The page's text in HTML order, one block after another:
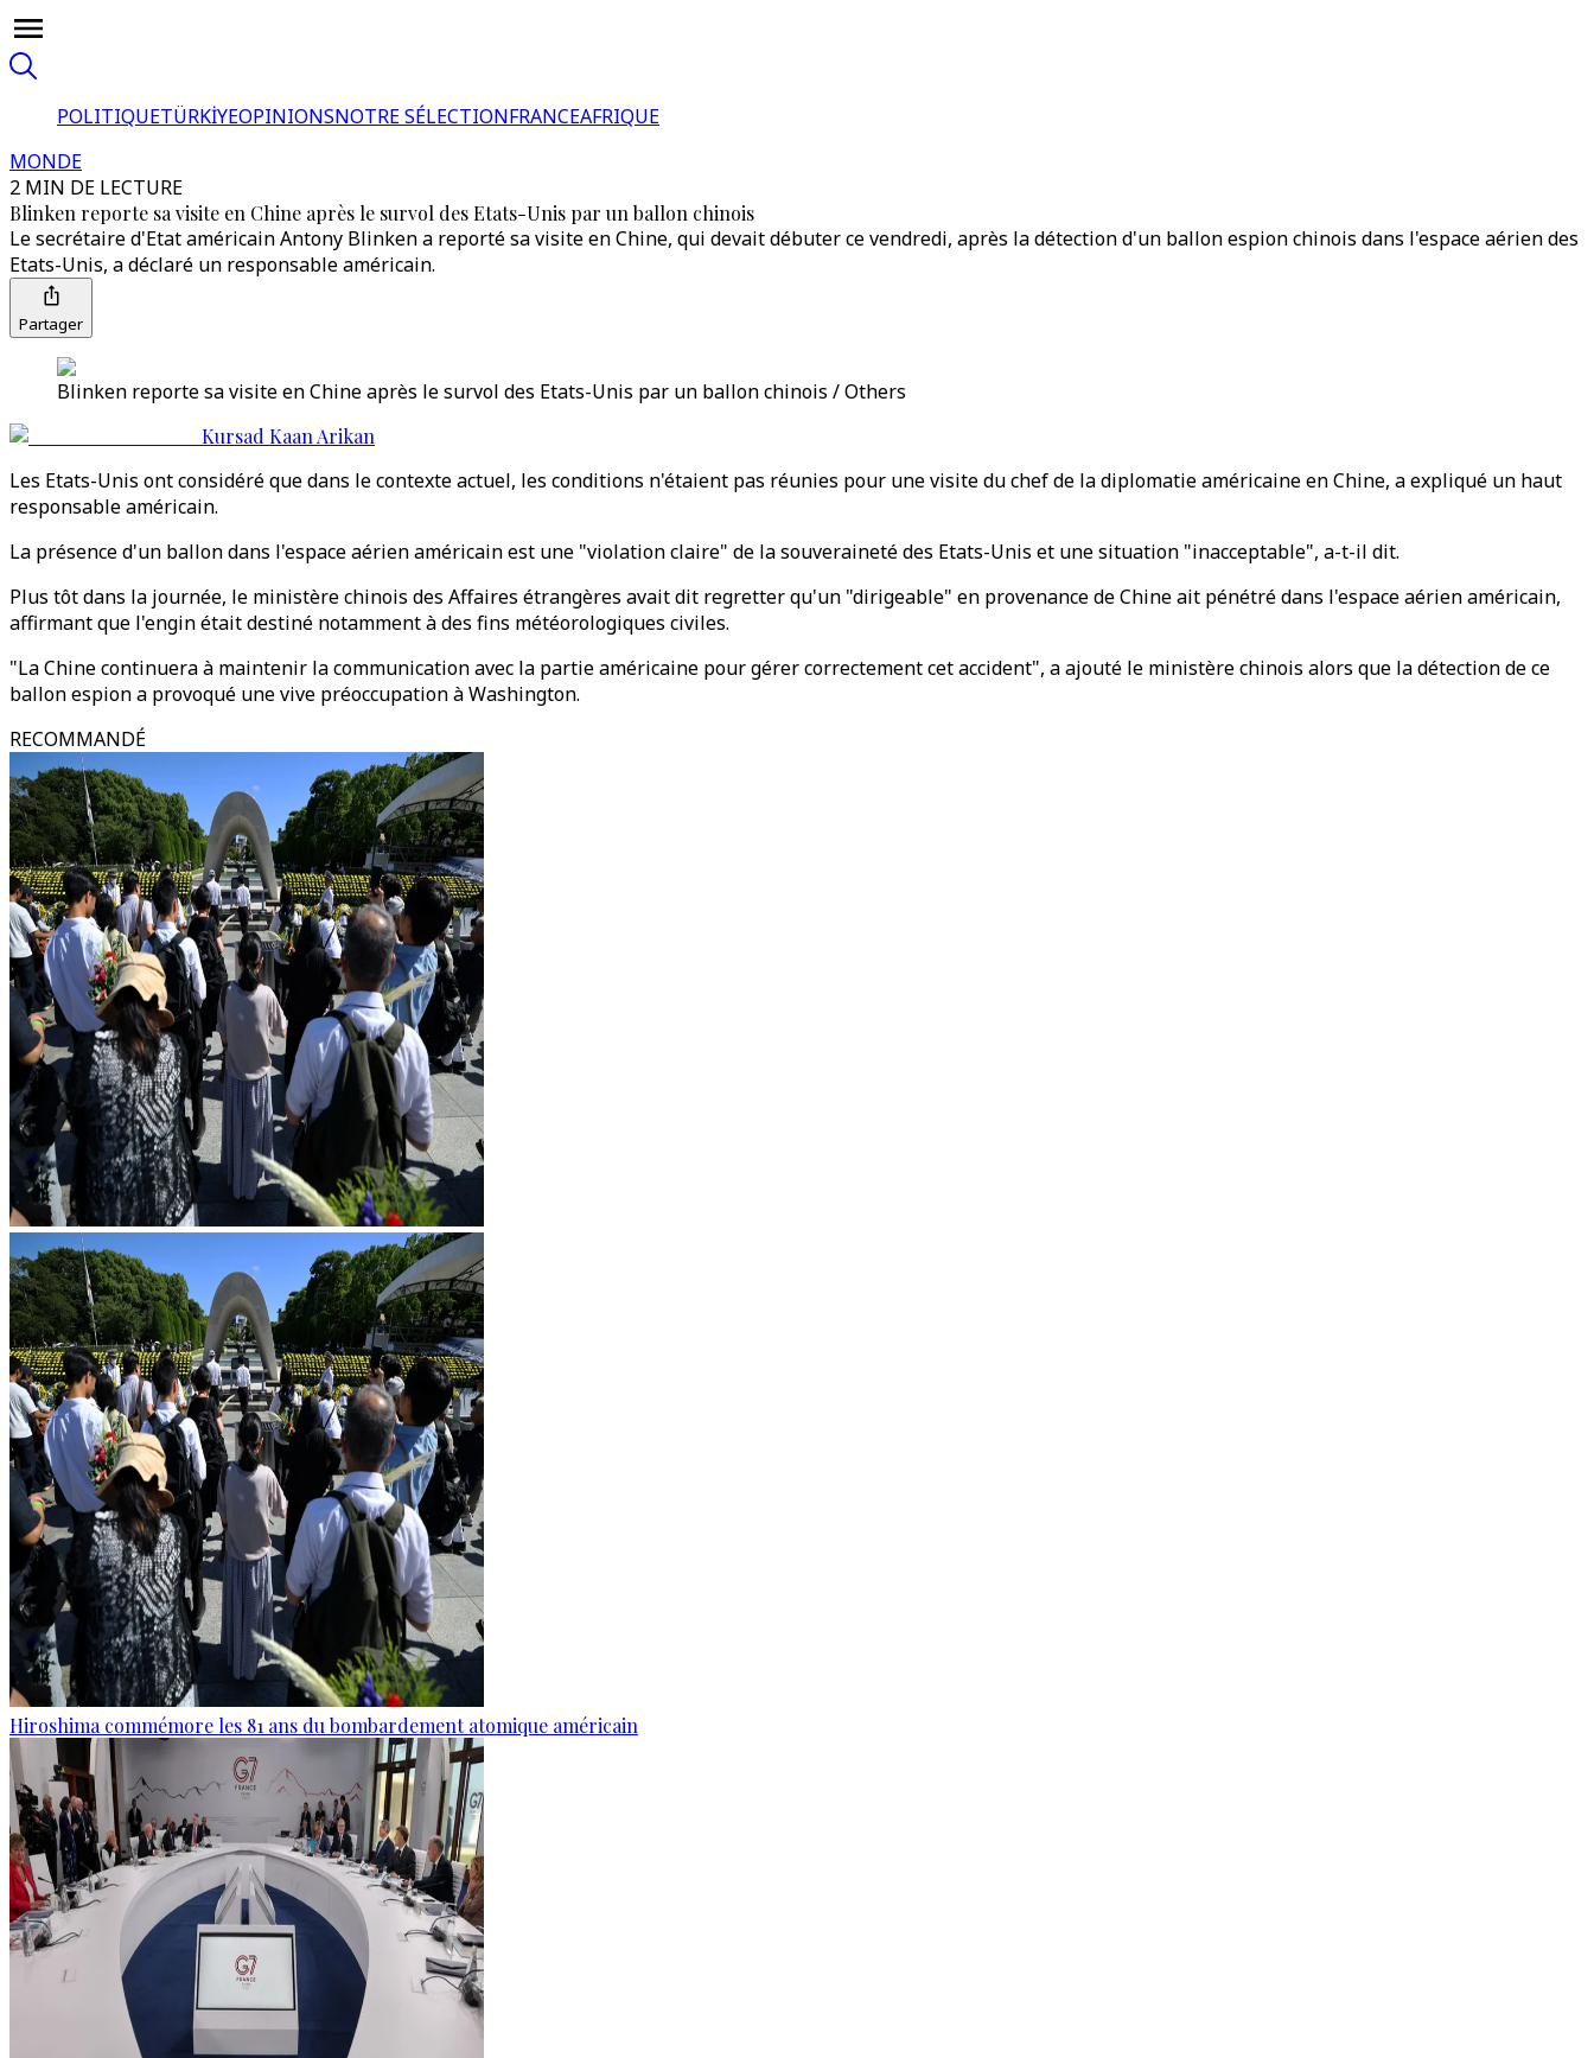
POLITIQUETÜRKİYEOPINIONSNOTRE SÉLECTIONFRANCEAFRIQUE
MONDE
2 MIN DE LECTURE
Blinken reporte sa visite en Chine après le survol des Etats-Unis par un ballon chinois
Le secrétaire d'Etat américain Antony Blinken a reporté sa visite en Chine, qui devait débuter ce vendredi, après la détection d'un ballon espion chinois dans l'espace aérien des
Etats-Unis, a déclaré un responsable américain.
Partager
Blinken reporte sa visite en Chine après le survol des Etats-Unis par un ballon chinois / Others
Kursad Kaan Arikan
Les Etats-Unis ont considéré que dans le contexte actuel, les conditions n'étaient pas réunies pour une visite du chef de la diplomatie américaine en Chine, a expliqué un haut
responsable américain.
La présence d'un ballon dans l'espace aérien américain est une "violation claire" de la souveraineté des Etats-Unis et une situation "inacceptable", a-t-il dit.
Plus tôt dans la journée, le ministère chinois des Affaires étrangères avait dit regretter qu'un "dirigeable" en provenance de Chine ait pénétré dans l'espace aérien américain,
affirmant que l'engin était destiné notamment à des fins météorologiques civiles.
"La Chine continuera à maintenir la communication avec la partie américaine pour gérer correctement cet accident", a ajouté le ministère chinois alors que la détection de ce
ballon espion a provoqué une vive préoccupation à Washington.
RECOMMANDÉ
Hiroshima commémore les 81 ans du bombardement atomique américain